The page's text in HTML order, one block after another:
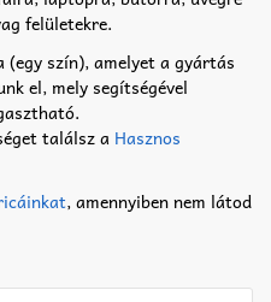
felületekre.
szín), amelyet a gyártás
el, mely segítségével
találsz a Hasznos
, amennyiben nem látod